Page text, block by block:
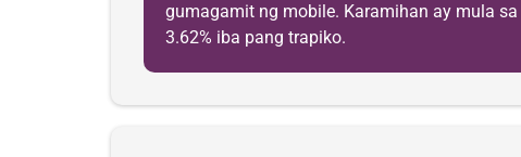
gumagamit ng mobile. Karamihan ay mula
3.62% iba pang trapiko.